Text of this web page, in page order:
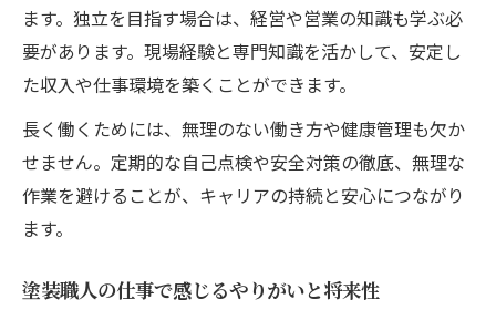
ます。独立を目指す場合は、経営や営業の知識も学ぶ必
要があります。現場経験と専門知識を活かして、安定し
た収入や仕事環境を築くことができます。
長く働くためには、無理のない働き方や健康管理も欠か
せません。定期的な自己点検や安全対策の徹底、無理な
作業を避けることが、キャリアの持続と安心につながり
ます。
塗装職人の仕事で感じるやりがいと将来性